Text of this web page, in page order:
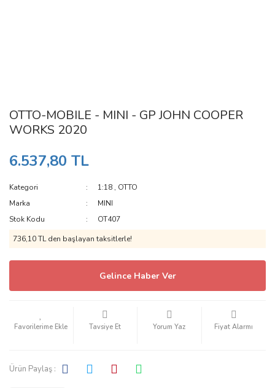
OTTO-MOBILE - MINI - GP JOHN COOPER
WORKS 2020
6.537,80 TL
Kategori 1:18 , OTTO
Marka
MINI
Stok Kodu
OT407
736,10 TL den başlayan taksitlerle!
Gelince Haber Ver
Tavsiye Et Yorum Yaz Fiyat Alarmı
Ürün Paylaş :